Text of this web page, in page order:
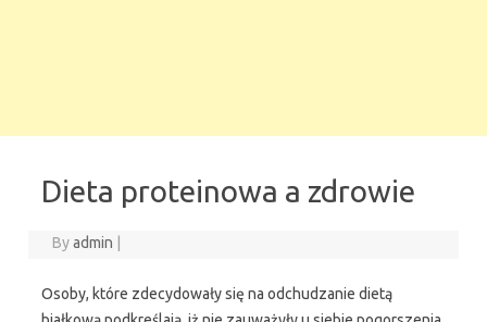
Dieta proteinowa a zdrowie
Byadmin
Osoby, które zdecydowały się na odchudzanie dietą